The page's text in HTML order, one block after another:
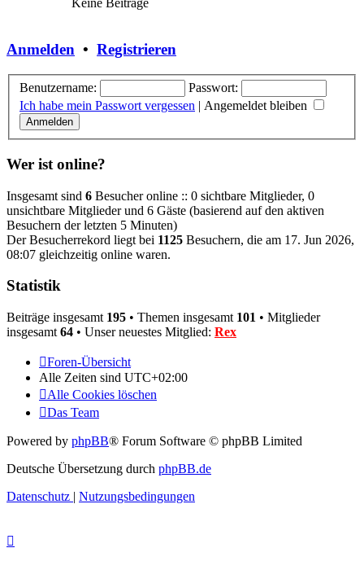
Keine Beiträge
Anmelden • Registrieren
Benutzername:
Passwort:
Ich habe mein Passwort vergessen | Angemeldet bleiben
Wer ist online?
Insgesamt sind 6 Besucher online :: 0 sichtbare Mitglieder, 0
unsichtbare Mitglieder und 6 Gäste (basierend auf den aktiven
Besuchern der letzten 5 Minuten)
Der Besucherrekord liegt bei 1125 Besuchern, die am 17. Jun 2026,
08:07 gleichzeitig online waren.
Statistik
Beiträge insgesamt 195 • Themen insgesamt 101 • Mitglieder
insgesamt 64 • Unser neuestes Mitglied: Rex
Foren-Übersicht
Alle Zeiten sind UTC+02:00
Alle Cookies löschen
Das Team
Powered by phpBB® Forum Software © phpBB Limited
Deutsche Übersetzung durch phpBB.de
Datenschutz | Nutzungsbedingungen